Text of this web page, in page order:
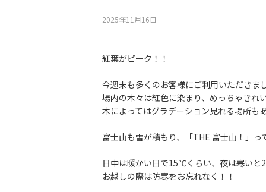
2025年11月16⽇
紅葉がピーク！！
今週末も多くのお客様にご利用いただきま
場内の木々は紅色に染まり、めっちゃきれ
木によってはグラデーション見れる場所も
富士山も雪が積もり、「THE 富士山！」っ
日中は暖かい日で15℃くらい、夜は寒い
お越しの際は防寒をお忘れなく！！